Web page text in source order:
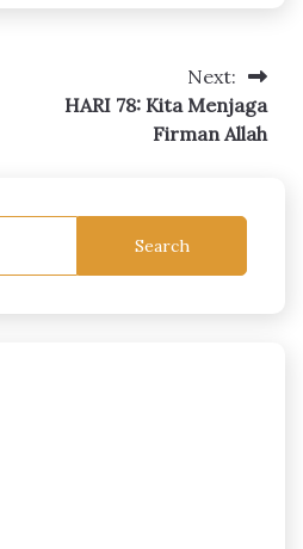
Next:
HARI 78: Kita Menjaga
Firman Allah
Search